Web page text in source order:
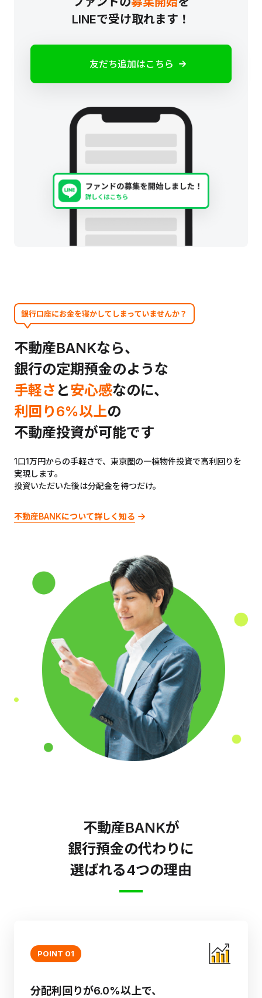
LINEで受け取れます！
友だち追加はこちら
不動産BANKなら、
銀行の定期預金のような
手軽さ と安心感なのに、
利回り6%以上の
不動産投資が可能です
1口1万円からの手軽さで、東京圏の一棟物件投資で高利回りを
実現します。
投資いただいた後は分配金を待つだけ。
不動産BANKについて詳しく知る
不動産BANKが
銀行預金の代わりに
選ばれる4つの理由
POINT 01
分配利回りが6.0%以上で、